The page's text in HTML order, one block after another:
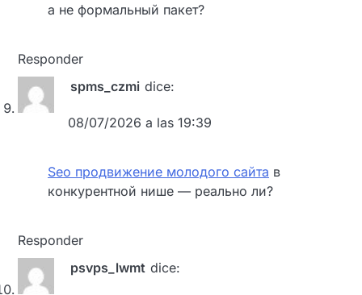
а не формальный пакет?
Responder
spms_czmi dice:
08/07/2026 a las 19:39
Seo продвижение молодого сайта в
конкурентной нише — реально ли?
Responder
psvps_lwmt dice: